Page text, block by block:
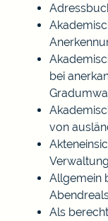
bei
von
Allgemein
Als